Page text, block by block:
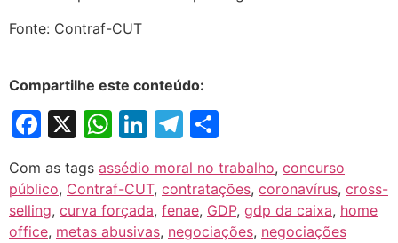
Fonte: Contraf-CUT
Compartilhe este conteúdo:
Facebook
X WhatsApp
LinkedIn
Telegram
Com as tags assédio moral no trabalho, concurso
público, Contraf-CUT, contratações, coronavírus, cross-
selling, curva forçada, fenae, GDP, gdp da caixa, home
office, metas abusivas, negociações, negociações